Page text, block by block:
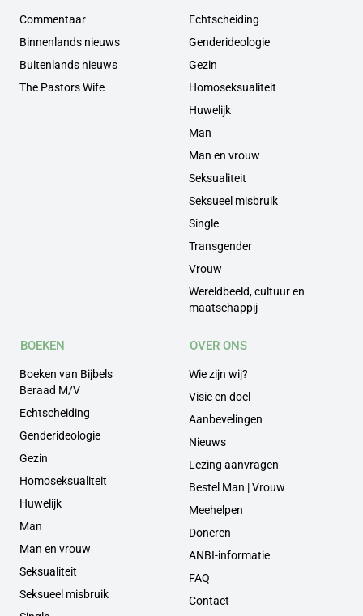
Commentaar
Binnenlands nieuws
Buitenlands nieuws
The Pastors Wife
Echtscheiding
Genderideologie
Gezin
Homoseksualiteit
Huwelijk
Man
Man en vrouw
Seksualiteit
Seksueel misbruik
Single
Transgender
Vrouw
Wereldbeeld, cultuur en
maatschappij
BOEKEN
Boeken van Bijbels
Beraad M/V
Echtscheiding
Genderideologie
Gezin
Homoseksualiteit
Huwelijk
Man
Man en vrouw
Seksualiteit
Seksueel misbruik
OVER ONS
Wie zijn wij?
Visie en doel
Aanbevelingen
Nieuws
Lezing aanvragen
Bestel Man | Vrouw
Meehelpen
Doneren
ANBI-informatie
FAQ
Contact